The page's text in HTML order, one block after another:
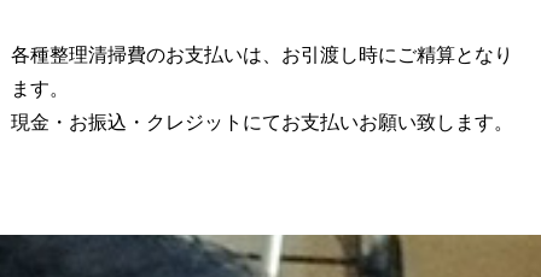
各種整理清掃費のお支払いは、お引渡し時にご精算となり
ます。
現金・お振込・クレジットにてお支払いお願い致します。